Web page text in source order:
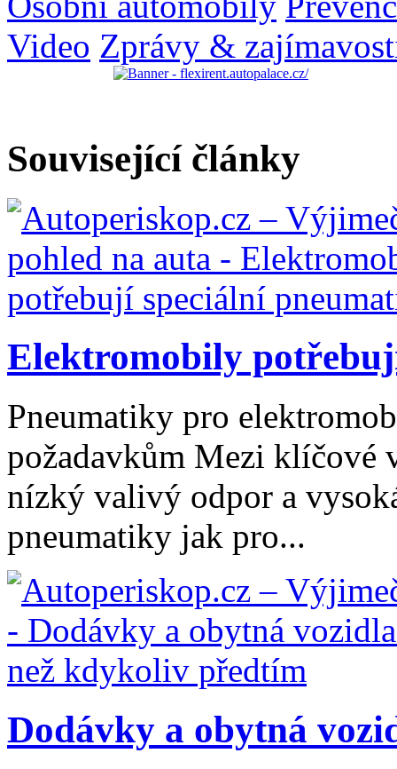
Video Zprávy &
Související články
Elektromobily
Pneumatiky pro
požadavkům Mezi klíčové
nízký valivý odpor a
pneumatiky jak pro...
Dodávky a obytná